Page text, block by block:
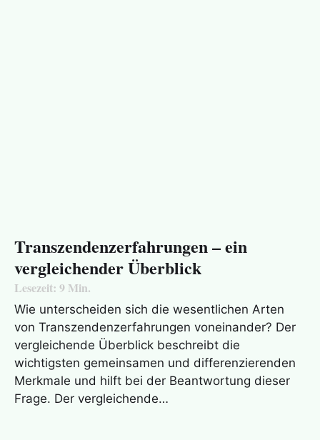
Transzendenzerfahrungen – ein
vergleichender Überblick
Lesezeit: 9 Min.
Wie unterscheiden sich die wesentlichen Arten
von Transzendenzerfahrungen voneinander? Der
vergleichende Überblick beschreibt die
wichtigsten gemeinsamen und differenzierenden
Merkmale und hilft bei der Beantwortung dieser
Frage. Der vergleichende…